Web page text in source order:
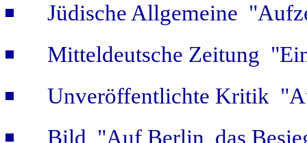
Jüdische Allgemeine
Mitteldeutsche Zeitung
Unveröffentlichte Kritik
Bild "Auf Berlin, das